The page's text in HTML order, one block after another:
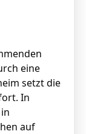
eine
setzt die
In
auf